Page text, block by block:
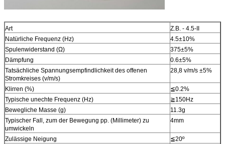
Art
Z.B. - 4.5-II
Natürliche Frequenz (Hz)
4.5±10%
Spulenwiderstand (Ω)
375±5%
Dämpfung
0.6±5%
Tatsächliche Spannungsempfindlichkeit des offenen
Stromkreises (v/m/s)
28,8 v/m/s ±5%
Klirren (%)
≦0.2%
Typische unechte Frequenz (Hz)
≧150Hz
Bewegliche Masse (g)
11.3g
Typischer Fall, zum der Bewegung pp. (Millimeter) zu
umwickeln
4mm
Zulässige Neigung
≦20º